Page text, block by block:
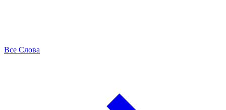
Все Слова